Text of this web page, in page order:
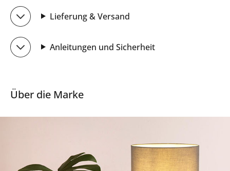
Lieferung & Versand
Anleitungen und Sicherheit
Über die Marke